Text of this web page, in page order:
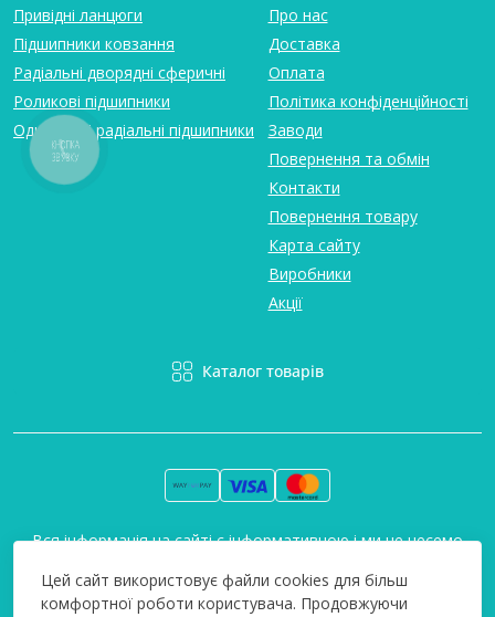
Привідні ланцюги
Підшипники ковзання
Радіальні дворядні сферичні
Роликові підшипники
Однорядні радіальні підшипники
Про нас
Доставка
Оплата
Політика конфіденційності
Заводи
Повернення та обмін
Контакти
Повернення товару
Карта сайту
Виробники
Акції
Каталог товарів
Вся інформація на сайті є інформативною і ми не несемо
2026
Цей сайт використовує файли cookies для більш
комфортної роботи користувача. Продовжуючи
КНОПКА
ЗВ'ЯЗКУ